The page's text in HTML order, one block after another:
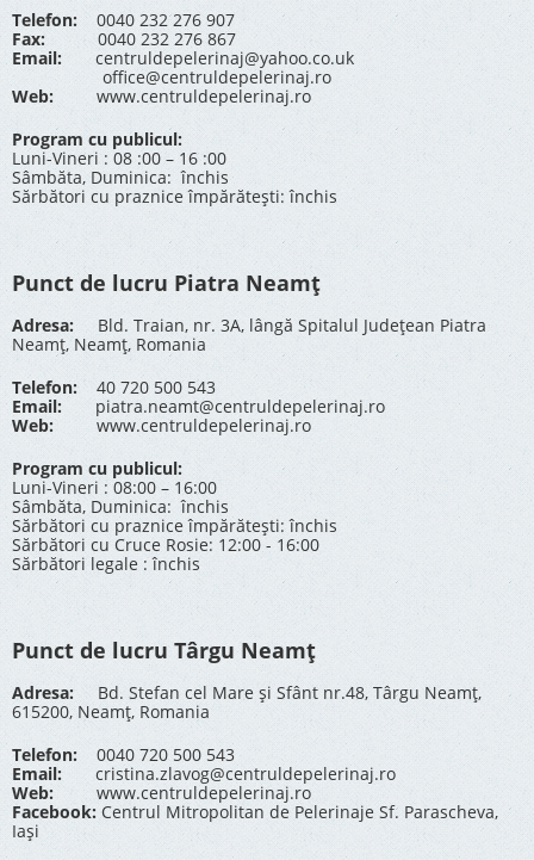
Telefon: 0040 232 276 907
Fax: 0040 232 276 867
Email:
centruldepelerinaj@yahoo.co.uk
office@centruldepelerinaj.ro
Web:
www.centruldepelerinaj.ro
Program cu publicul:
Luni-Vineri : 08 :00 – 16 :00
Sâmbăta, Duminica: închis
Sărbători cu praznice împărătești: închis
Punct de lucru Piatra Neamț
Adresa: Bld. Traian, nr. 3A, lângă Spitalul Județean Piatra
Neamț, Neamț, Romania
Telefon:40 720 500 543
Email:
piatra.neamt@centruldepelerinaj.ro
Web:
www.centruldepelerinaj.ro
Program cu publicul:
Luni-Vineri : 08:00 – 16:00
Sâmbăta, Duminica: închis
Sărbători cu praznice împărătești: închis
Sărbători cu Cruce Rosie: 12:00 - 16:00
Sărbători legale : închis
Punct de lucru Târgu Neamț
Adresa: Bd. Stefan cel Mare și Sfânt nr.48, Târgu Neamț,
615200, Neamț, Romania
Telefon: 0040 720 500 543
Email:
cristina.zlavog@centruldepelerinaj.ro
Web:
www.centruldepelerinaj.ro
Facebook: Centrul Mitropolitan de Pelerinaje Sf. Parascheva,
Iași